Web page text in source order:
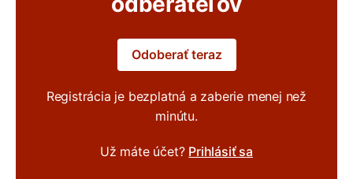
Odoberať teraz
Registrácia je bezplatná a zaberie menej než
minútu.
Už máte účet? Prihlásiť sa